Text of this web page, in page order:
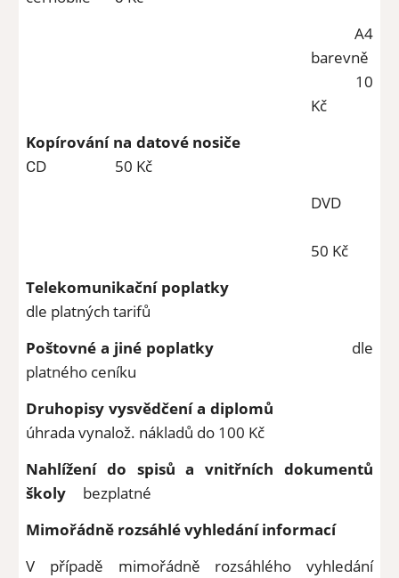
A4
barevně
10
Kč
Kopírování na datové nosiče
CD
50 Kč
DVD
50 Kč
Telekomunikační poplatky
dle platných tarifů
Poštovné a jiné poplatky
dle
platného ceníku
Druhopisy vysvědčení a diplomů
úhrada vynalož. nákladů do 100 Kč
Nahlížení do spisů a vnitřních dokumentů
školy
bezplatné
Mimořádně rozsáhlé vyhledání informací
V případě mimořádně rozsáhlého vyhledání